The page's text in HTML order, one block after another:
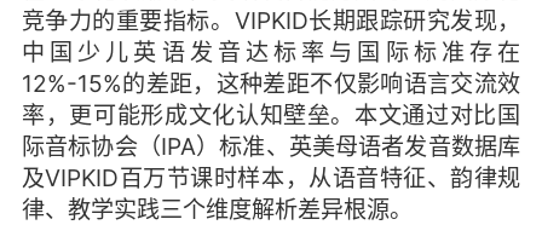
竞争力的重要指标。VIPKID长期跟踪研究发现，
中国少儿英语发音达标率与国际标准存在
12%-15%的差距，这种差距不仅影响语言交流效
率，更可能形成文化认知壁垒。本文通过对比国
际音标协会（IPA）标准、英美母语者发音数据库
及VIPKID百万节课时样本，从语音特征、韵律规
律、教学实践三个维度解析差异根源。